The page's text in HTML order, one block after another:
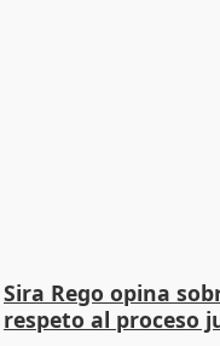
Sira Rego opina
respeto al proceso